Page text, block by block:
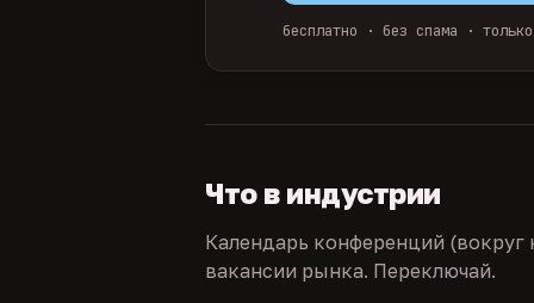
бесплатно · без спама ·
Что в индустрии
Календарь конференций
вакансии рынка. Переключай.